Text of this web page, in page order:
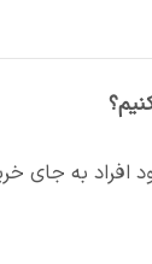
به جای